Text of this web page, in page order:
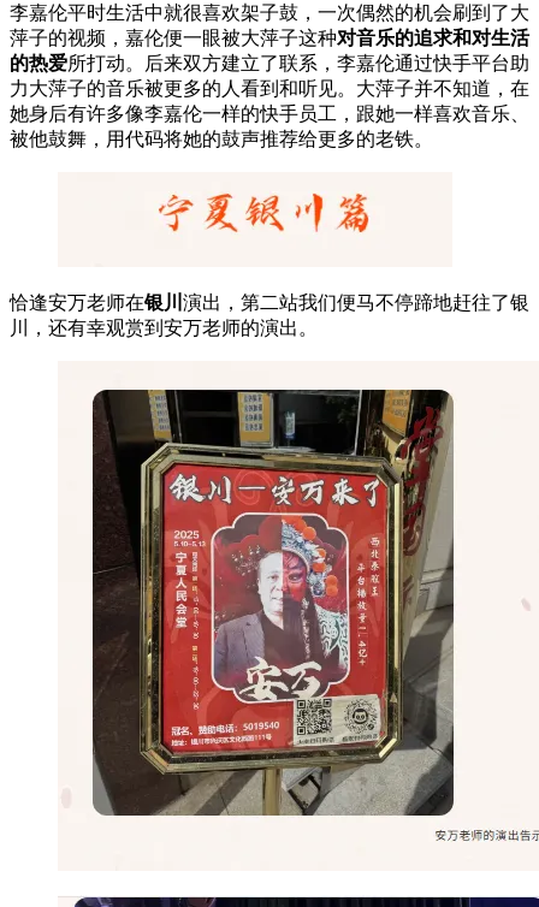
李嘉伦平时生活中就很喜欢架子鼓，一次偶然的机会刷到了大
萍子的视频，嘉伦便一眼被大萍子这种对音乐的追求和对生活
的热爱所打动。后来双方建立了联系，李嘉伦通过快手平台助
力大萍子的音乐被更多的人看到和听见。大萍子并不知道，在
她身后有许多像李嘉伦一样的快手员工，跟她一样喜欢音乐、
被他鼓舞，用代码将她的鼓声推荐给更多的老铁。
恰逢安万老师在银川 演出，第二站我们便马不停蹄地赶往了银
川，还有幸观赏到安万老师的演出。